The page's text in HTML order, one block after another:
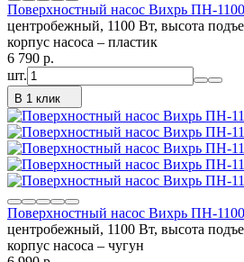
Поверхностный насос Вихрь ПН-1100
центробежный, 1100 Вт, высота
корпус насоса – пластик
6 790 p.
шт.
В 1 клик
Поверхностный насос Вихрь ПН-
центробежный, 1100 Вт, высота
корпус насоса – чугун